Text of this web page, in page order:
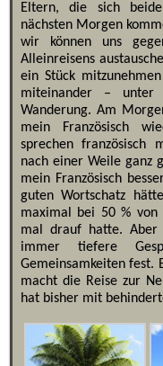
Eltern, die sich
nächsten Morgen
wir können uns
Alleinreisens
ein Stück
miteinander –
Wanderung. Am
mein Französisch
sprechen französisch
nach einer Weile ganz
mein Französisch
guten Wortschatz
maximal bei 50 %
mal drauf hatte.
immer tiefere
Gemeinsamkeiten fest.
macht die Reise zur
hat bisher mit